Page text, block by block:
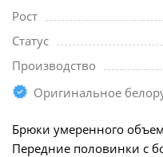
Рост
Статус
Производство
Оригинальное
Брюки умеренного
Передние половинки с